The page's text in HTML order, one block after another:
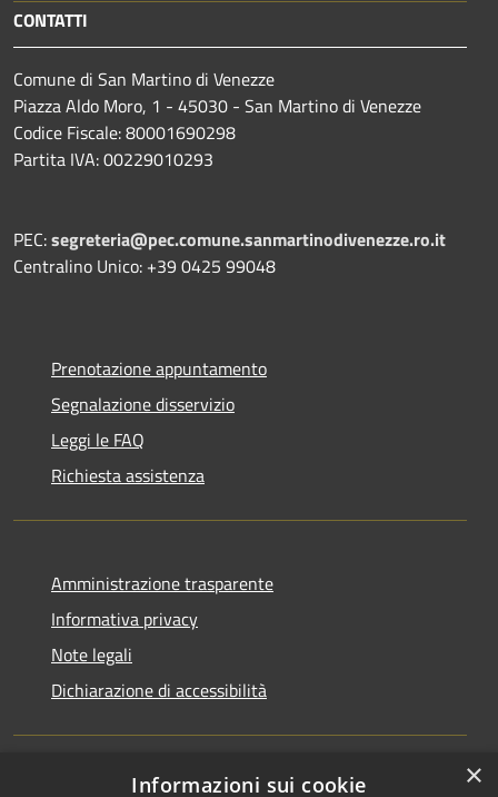
CONTATTI
Comune di San Martino di Venezze
Piazza Aldo Moro, 1 - 45030 - San Martino di Venezze
Codice Fiscale: 80001690298
Partita IVA: 00229010293
PEC:segreteria@pec.comune.sanmartinodivenezze.ro.it
Centralino Unico: +39 0425 99048
Prenotazione appuntamento
Segnalazione disservizio
Leggi le FAQ
Richiesta assistenza
Amministrazione trasparente
Informativa privacy
Note legali
Dichiarazione di accessibilità
×
Informazioni sui cookie